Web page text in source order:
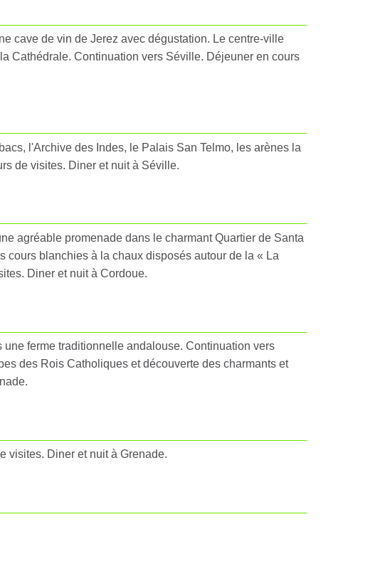
cave de vin de Jerez avec dégustation. Le centre-ville
Cathédrale. Continuation vers Séville. Déjeuner en cours
l'Archive des Indes, le Palais San Telmo, les arènes la
de visites. Diner et nuit à Séville.
agréable promenade dans le charmant Quartier de Santa
cours blanchies à la chaux disposés autour de la « La
Diner et nuit à Cordoue.
ferme traditionnelle andalouse. Continuation vers
des Rois Catholiques et découverte des charmants et
visites. Diner et nuit à Grenade.